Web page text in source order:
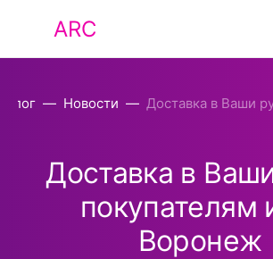
ARC
Блог Новости Доставка в Ваши
Доставка в
покупателям
Воронеж